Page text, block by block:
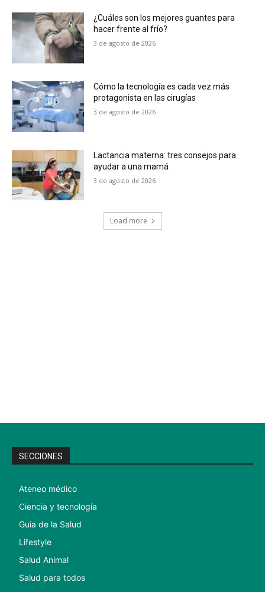
¿Cuáles son los mejores guantes para
hacer frente al frío?
3 de agosto de 2026
Cómo la tecnología es cada vez más
protagonista en las cirugías
3 de agosto de 2026
Lactancia materna: tres consejos para
ayudar a una mamá
3 de agosto de 2026
Load more
SECCIONES
Ateneo médico
Ciencia y tecnología
Guia de la Salud
Lifestyle
Salud Animal
Salud para todos